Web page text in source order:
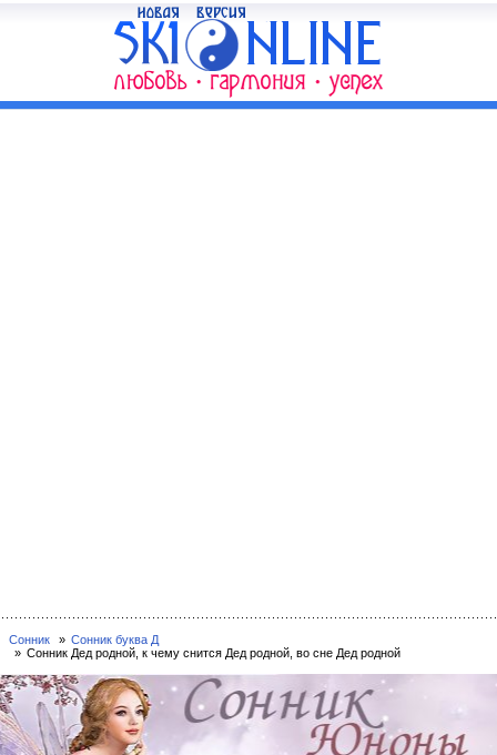
Сонник
Сонник буква Д
Сонник Дед родной, к чему снится Дед родной, во сне Дед родной